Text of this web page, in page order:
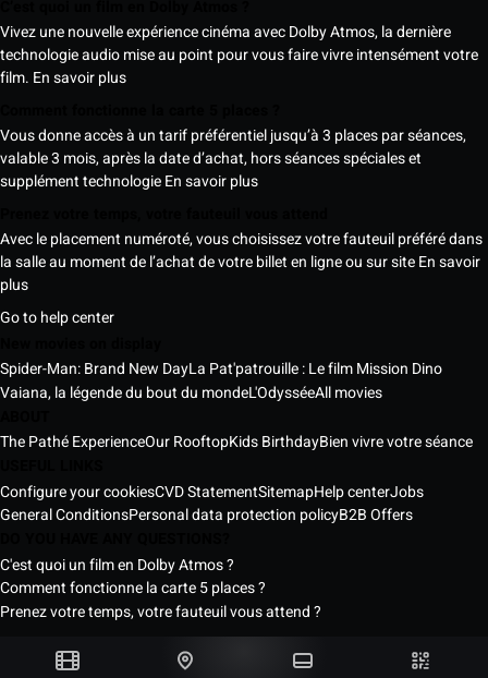
Vivez une nouvelle expérience cinéma avec Dolby Atmos, la dernière
technologie audio mise au point pour vous faire vivre intensément votre
film. En savoir plus
Vous donne accès à un tarif préférentiel jusqu’à 3 places par séances,
valable 3 mois, après la date d’achat, hors séances spéciales et
supplément technologieEn savoir plus
Avec le placement numéroté, vous choisissez votre fauteuil préféré dans
la salle au moment de l’achat de votre billet en ligne ou sur siteEn savoir
plus
Go to help center
Spider-Man: Brand New DayLa Pat'patrouille : Le film Mission Dino
Vaiana, la légende du bout du mondeL'OdysséeAll movies
The Pathé ExperienceOur RooftopKids BirthdayBien vivre votre séance
Configure your cookiesCVD StatementSitemapHelp centerJobs
General ConditionsPersonal data protection policyB2B Offers
C'est quoi un film en Dolby Atmos ?
Comment fonctionne la carte 5 places ?
Prenez votre temps, votre fauteuil vous attend ?
Pathé Senegal Cinemas © 2026